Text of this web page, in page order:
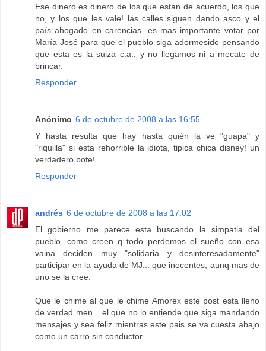
Ese dinero es dinero de los que estan de acuerdo, los que
no, y los que les vale! las calles siguen dando asco y el
país ahogado en carencias, es mas importante votar por
María José para que el pueblo siga adormesido pensando
que esta es la suiza c.a., y no llegamos ni a mecate de
brincar.
Responder
Anónimo 6 de octubre de 2008 a las 16:55
Y hasta resulta que hay hasta quién la ve "guapa" y
"riquilla" si esta rehorrible la idiota, tipica chica disney! un
verdadero bofe!
Responder
andrés 6 de octubre de 2008 a las 17:02
El gobierno me parece esta buscando la simpatia del
pueblo, como creen q todo perdemos el sueño con esa
vaina deciden muy "solidaria y desinteresadamente"
participar en la ayuda de MJ... que inocentes, aunq mas de
uno se la cree.
Que le chime al que le chime Amorex este post esta lleno
de verdad men... el que no lo entiende que siga mandando
mensajes y sea feliz mientras este pais se va cuesta abajo
como un carro sin conductor...